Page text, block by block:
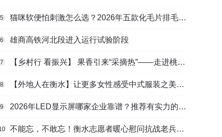
5 猫咪软便怕刺激怎么选？2026年五款化毛片排毛护肠避坑指南
6 雄商高铁河北段进入运行试验阶段
7 【乡村行 看振兴】 果香引来“采摘热”——走进桃城区贾家庄村
8 【外地人在衡水】让更多女性感受中式服装之美——山东人蒋静静的在衡创业路
9 2026年LED显示屏哪家企业靠谱？推荐有实力的LED显示屏工程服务商
不能忘，不敢忘！衡水志愿者暖心慰问抗战老兵和老党员